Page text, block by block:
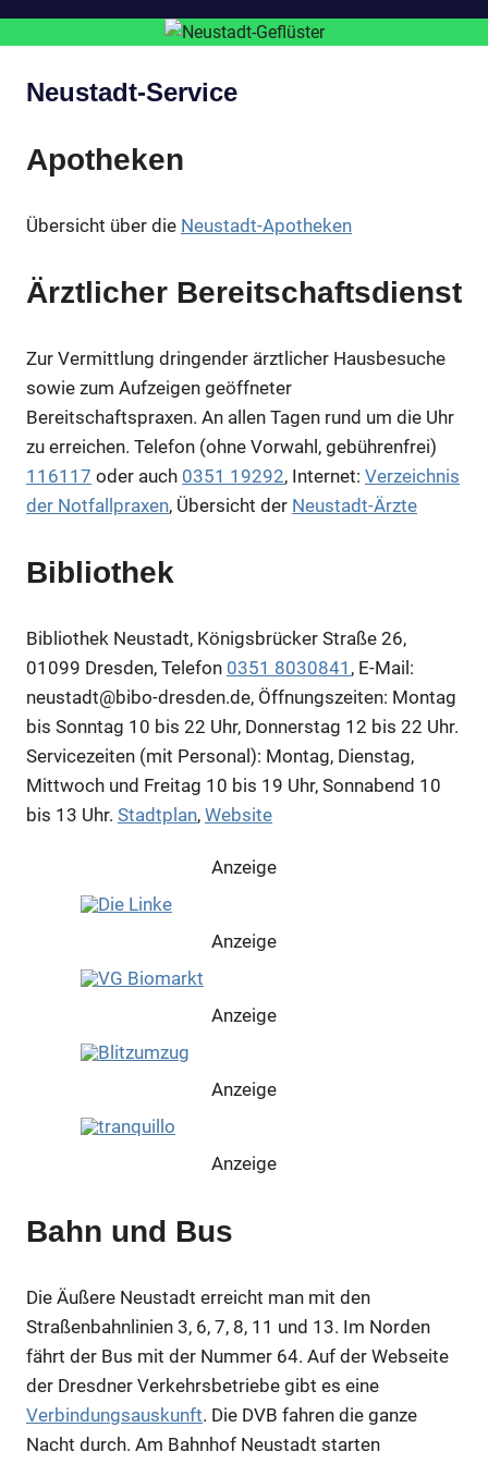
Neustadt-Service
Apotheken
Übersicht über die Neustadt-Apotheken
Ärztlicher Bereitschaftsdienst
Zur Vermittlung dringender ärztlicher Hausbesuche
sowie zum Aufzeigen geöffneter
Bereitschaftspraxen. An allen Tagen rund um die Uhr
zu erreichen. Telefon (ohne Vorwahl, gebührenfrei)
116117 oder auch 0351 19292, Internet: Verzeichnis
der Notfallpraxen, Übersicht der Neustadt-Ärzte
Bibliothek
Bibliothek Neustadt, Königsbrücker Straße 26,
01099 Dresden, Telefon 0351 8030841 , E-Mail:
neustadt@bibo-dresden.de, Öffnungszeiten: Montag
bis Sonntag 10 bis 22 Uhr, Donnerstag 12 bis 22 Uhr.
Servicezeiten (mit Personal): Montag, Dienstag,
Mittwoch und Freitag 10 bis 19 Uhr, Sonnabend 10
bis 13 Uhr. Stadtplan, Website
Anzeige
Anzeige
Anzeige
Anzeige
Anzeige
Anzeige
Anzeige
Bahn und Bus
Die Äußere Neustadt erreicht man mit den
Straßenbahnlinien 3, 6, 7, 8, 11 und 13. Im Norden
fährt der Bus mit der Nummer 64. Auf der Webseite
der Dresdner Verkehrsbetriebe gibt es eine
Verbindungsauskunft. Die DVB fahren die ganze
Nacht durch. Am Bahnhof Neustadt starten